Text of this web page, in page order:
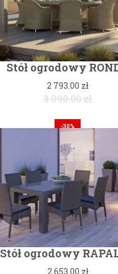
Stół ogrodowy
2 793.00 zł
3 990.00 zł
-30%
Stół ogrodowy
2 653.00 zł